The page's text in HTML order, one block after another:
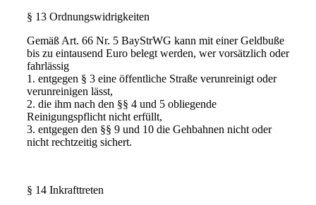
§ 13 Ordnungswidrigkeiten
Gemäß Art. 66 Nr. 5 BayStrWG kann mit einer Geldbuße
bis zu eintausend Euro belegt werden, wer vorsätzlich oder
fahrlässig
1. entgegen § 3 eine öffentliche Straße verunreinigt oder
verunreinigen lässt,
2. die ihm nach den §§ 4 und 5 obliegende
Reinigungspflicht nicht erfüllt,
3. entgegen den §§ 9 und 10 die Gehbahnen nicht oder
nicht rechtzeitig sichert.
§ 14 Inkrafttreten